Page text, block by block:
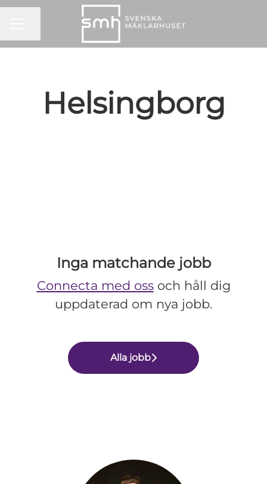
Helsingborg
Inga matchande jobb
Connecta med ossoch håll dig
uppdaterad om nya jobb.
Alla jobb